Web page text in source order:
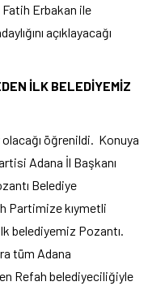
Erbakan ile
açıklayacağı
İLK BELEDİYEMİZ
olacağı öğrenildi. Konuya
Adana İl Başkanı
Belediye
Partimize kıymetli
belediyemiz Pozantı.
tüm Adana
Refah belediyeciliğiyle